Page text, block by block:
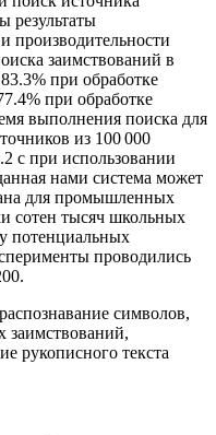
результаты
производительности
заимствований в
при обработке
при обработке
выполнения поиска для
из 100 000
с при использовании
нами система может
для промышленных
сотен тысяч школьных
потенциальных
проводились
символов,
заимствований,
рукописного текста